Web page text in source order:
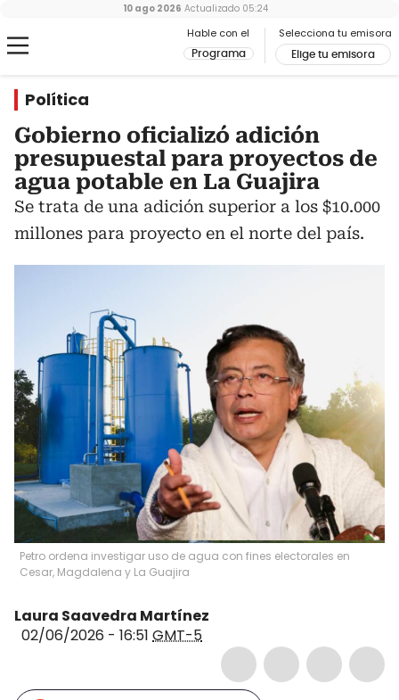
Hable con el
Programa
Selecciona tu emisora
Elige tu emisora
10 ago 2026 Actualizado 05:24
Política
Gobierno oficializó adición
presupuestal para proyectos de
agua potable en La Guajira
Se trata de una adición superior a los $10.000
millones para proyecto en el norte del país.
Petro ordena investigar uso de agua con fines electorales en
Cesar, Magdalena y La Guajira
Laura Saavedra Martínez
02/06/2026 - 16:51 GMT-5